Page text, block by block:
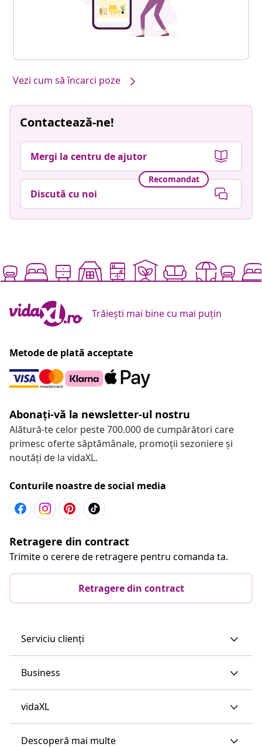
Vezi cum să încarci poze
Contactează-ne!
Mergi la centru de ajutor
Recomandat
Discută cu noi
Trăiești mai bine cu mai puțin
Metode de plată acceptate
Abonați-vă la newsletter-ul nostru
Alătură-te celor peste 700.000 de cumpărători care
primesc oferte săptămânale, promoții sezoniere și
noutăți de la vidaXL.
Conturile noastre de social media
Retragere din contract
Trimite o cerere de retragere pentru comanda ta.
Retragere din contract
Serviciu clienți
Business
vidaXL
Descoperă mai multe